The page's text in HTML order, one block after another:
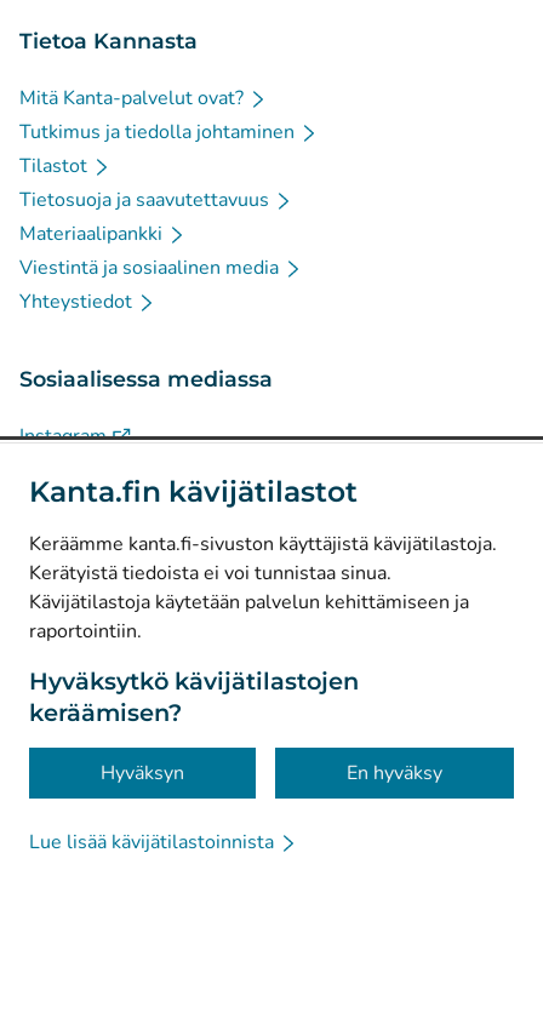
Kanta.fin kävijätilastot
Keräämme kanta.fi-sivuston käyttäjistä kävijätilastoja.
Kerätyistä tiedoista ei voi tunnistaa sinua.
Kävijätilastoja käytetään palvelun kehittämiseen ja
raportointiin.
Hyväksytkö kävijätilastojen
keräämisen?
Hyväksyn En hyväksy
Lue lisää kävijätilastoinnista
Tietoa Kannasta
Mitä Kanta-palvelut ovat?
Tutkimus ja tiedolla johtaminen
Tilastot
Tietosuoja ja saavutettavuus
Materiaalipankki
Viestintä ja sosiaalinen media
Yhteystiedot
Sosiaalisessa mediassa
Instagram(Avautuu uuteen välilehteen)
Facebook(Avautuu uuteen välilehteen)
© Kanta-Palvelut, Kansaneläkelaitos
Tietosuoja
Tietoa sivustosta
Saavutettavuus
Evästeet